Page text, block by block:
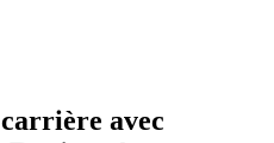
avec